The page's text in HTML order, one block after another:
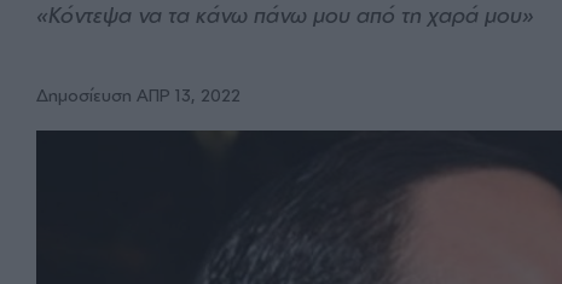
«Κόντεψα να τα κάνω πάνω μου από τη χαρά μου»
Δημοσίευση ΑΠΡ 13, 2022